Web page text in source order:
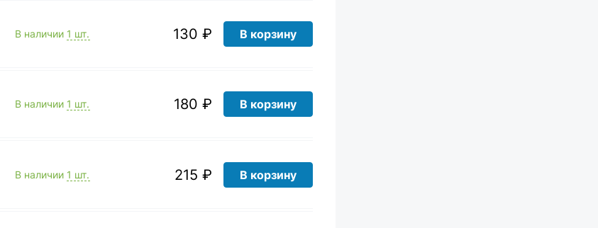
В наличии 1 шт. 130 ₽ В корзину
В наличии 1 шт. 180 ₽ В корзину
В наличии 1 шт. 215 ₽ В корзину